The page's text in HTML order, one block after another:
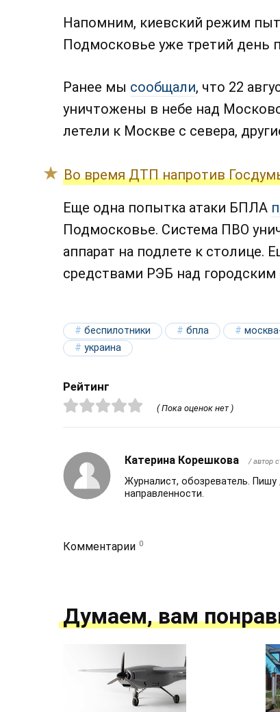
Напомним, киевский режим
Подмосковье уже третий день
Ранее мы сообщали, что 22
уничтожены в небе над
летели к Москве с севера,
Во время ДТП напротив
Еще одна попытка атаки БПЛА
Подмосковье. Система ПВО
аппарат на подлете к столице.
средствами РЭБ над городским
беспилотники бпла
украина
Рейтинг
( Пока оценок нет )
Катерина Корешкова / автор
Журналист, обозреватель.
направленности.
Комментарии 0
Думаем, вам